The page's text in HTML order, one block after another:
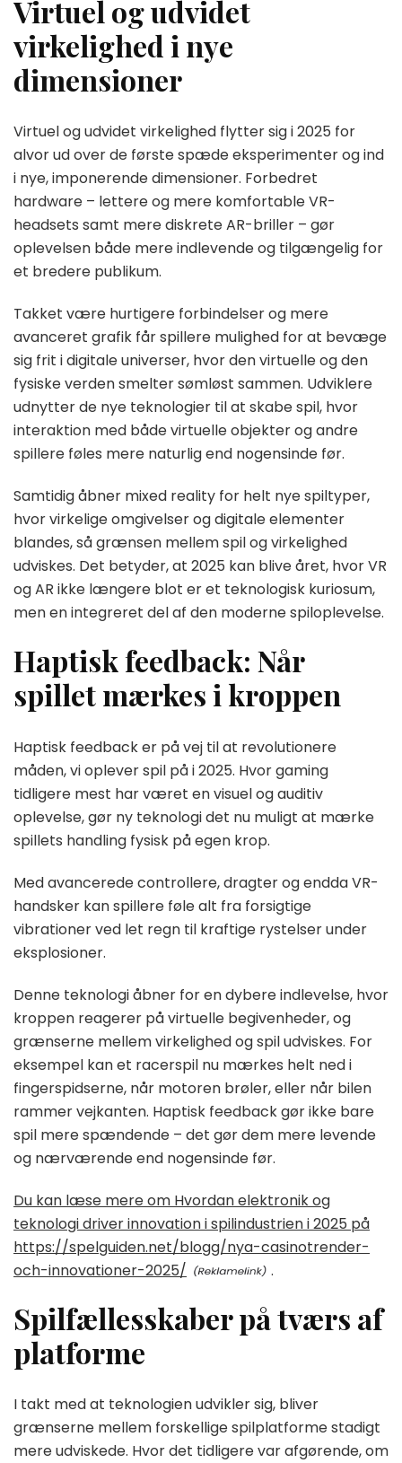
Virtuel og udvidet
virkelighed i nye
dimensioner
Virtuel og udvidet virkelighed flytter sig i 2025 for
alvor ud over de første spæde eksperimenter og ind
i nye, imponerende dimensioner. Forbedret
hardware – lettere og mere komfortable VR-
headsets samt mere diskrete AR-briller – gør
oplevelsen både mere indlevende og tilgængelig for
et bredere publikum.
Takket være hurtigere forbindelser og mere
avanceret grafik får spillere mulighed for at bevæge
sig frit i digitale universer, hvor den virtuelle og den
fysiske verden smelter sømløst sammen. Udviklere
udnytter de nye teknologier til at skabe spil, hvor
interaktion med både virtuelle objekter og andre
spillere føles mere naturlig end nogensinde før.
Samtidig åbner mixed reality for helt nye spiltyper,
hvor virkelige omgivelser og digitale elementer
blandes, så grænsen mellem spil og virkelighed
udviskes. Det betyder, at 2025 kan blive året, hvor VR
og AR ikke længere blot er et teknologisk kuriosum,
men en integreret del af den moderne spiloplevelse.
Haptisk feedback: Når
spillet mærkes i kroppen
Haptisk feedback er på vej til at revolutionere
måden, vi oplever spil på i 2025. Hvor gaming
tidligere mest har været en visuel og auditiv
oplevelse, gør ny teknologi det nu muligt at mærke
spillets handling fysisk på egen krop.
Med avancerede controllere, dragter og endda VR-
handsker kan spillere føle alt fra forsigtige
vibrationer ved let regn til kraftige rystelser under
eksplosioner.
Denne teknologi åbner for en dybere indlevelse, hvor
kroppen reagerer på virtuelle begivenheder, og
grænserne mellem virkelighed og spil udviskes. For
eksempel kan et racerspil nu mærkes helt ned i
fingerspidserne, når motoren brøler, eller når bilen
rammer vejkanten. Haptisk feedback gør ikke bare
spil mere spændende – det gør dem mere levende
og nærværende end nogensinde før.
Du kan læse mere om Hvordan elektronik og
teknologi driver innovation i spilindustrien i 2025 på
https://spelguiden.net/blogg/nya-casinotrender-
och-innovationer-2025/
.
Spilfællesskaber på tværs af
platforme
I takt med at teknologien udvikler sig, bliver
grænserne mellem forskellige spilplatforme stadigt
mere udviskede. Hvor det tidligere var afgørende, om